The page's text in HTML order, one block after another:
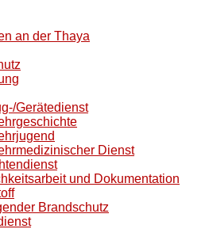
an der Thaya
Gerätedienst
Dienst
und Dokumentation
Brandschutz